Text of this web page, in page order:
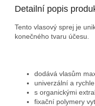
Detailní popis
Tento vlasový sprej je
konečného tvaru účesu.
dodává vlasům
univerzální a
s organickými
fixační polymery